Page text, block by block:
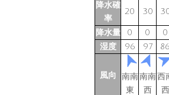
降水確
率
20 30
降水量 0 0 0
湿度
96 97 86
風向
南南
東
南南
西
西
西